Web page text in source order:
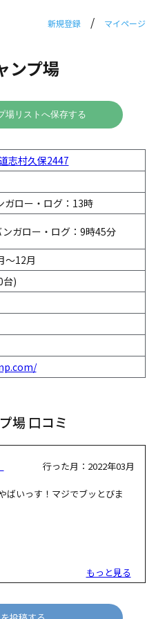
新規登録 / マイページ
ンプ場
場リストへ保存する
志村久保2447
ガロー・ログ：13時
ガロー・ログ：9時45分
～12月
台)
場 口コミ
行った月：2022年03月
ばいっす！マジでブッとびま
もっと見る